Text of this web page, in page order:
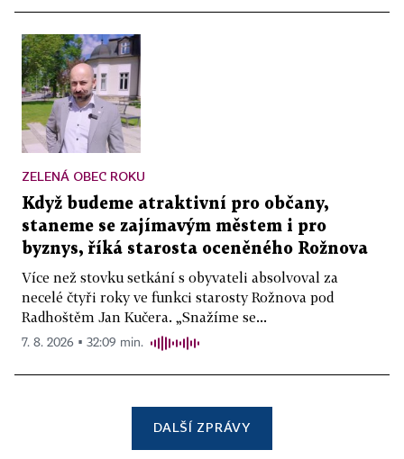
ZELENÁ OBEC ROKU
Když budeme atraktivní pro občany,
staneme se zajímavým městem i pro
byznys, říká starosta oceněného Rožnova
Více než stovku setkání s obyvateli absolvoval za
necelé čtyři roky ve funkci starosty Rožnova pod
Radhoštěm Jan Kučera. „Snažíme se...
7. 8. 2026 ▪ 32:09 min.
DALŠÍ ZPRÁVY